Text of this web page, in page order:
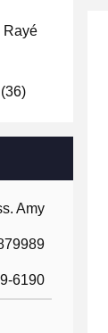
Rayé
(36)
Amy
6190